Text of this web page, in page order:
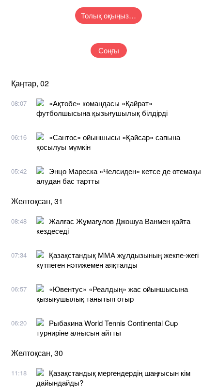
Толық оқыңыз…
Соңғы
Қаңтар, 02
08:07
«Ақтөбе» командасы «Қайрат»
футболшысына қызығушылық білдірді
06:16
«Сантос» ойыншысы «Қайсар» сапына
қосылуы мүмкін
05:42
Энцо Мареска «Челсиден» кетсе де өтемақы
алудан бас тартты
Желтоқсан, 31
08:48
Жалғас Жұмағұлов Джошуа Ванмен қайта
кездеседі
07:34
Қазақстандық ММА жұлдызының жекпе-жегі
күтпеген нәтижемен аяқталды
06:57
«Ювентус» «Реалдың» жас ойыншысына
қызығушылық танытып отыр
06:20
Рыбакина World Tennis Continental Cup
турниріне алғысын айтты
Желтоқсан, 30
11:18
Қазақстандық мергендердің шаңғысын кім
дайындайды?